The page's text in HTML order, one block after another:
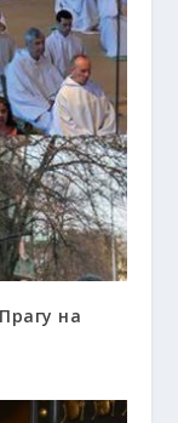
на